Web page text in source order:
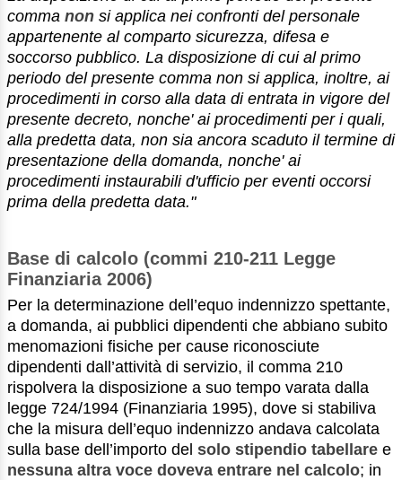
comma non si applica nei confronti del personale
appartenente al comparto sicurezza, difesa e
soccorso pubblico. La disposizione di cui al primo
periodo del presente comma non si applica, inoltre, ai
procedimenti in corso alla data di entrata in vigore del
presente decreto, nonche' ai procedimenti per i quali,
alla predetta data, non sia ancora scaduto il termine di
presentazione della domanda, nonche' ai
procedimenti instaurabili d'ufficio per eventi occorsi
prima della predetta data."
Base di calcolo (commi 210-211 Legge
Finanziaria 2006)
Per la determinazione dell’equo indennizzo spettante,
a domanda, ai pubblici dipendenti che abbiano subito
menomazioni fisiche per cause riconosciute
dipendenti dall’attività di servizio, il comma 210
rispolvera la disposizione a suo tempo varata dalla
legge 724/1994 (Finanziaria 1995), dove si stabiliva
che la misura dell’equo indennizzo andava calcolata
sulla base dell’importo del solo stipendio tabellare e
nessuna altra voce doveva entrare nel calcolo; in